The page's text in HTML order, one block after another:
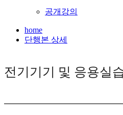
공개강의
home
단행본 상세
전기기기 및 응용실